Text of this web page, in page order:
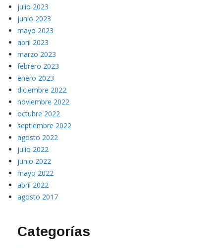
julio 2023
junio 2023
mayo 2023
abril 2023
marzo 2023
febrero 2023
enero 2023
diciembre 2022
noviembre 2022
octubre 2022
septiembre 2022
agosto 2022
julio 2022
junio 2022
mayo 2022
abril 2022
agosto 2017
Categorías